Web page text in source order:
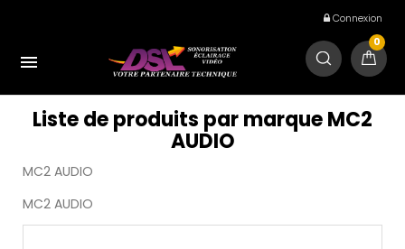
Connexion

0
Liste de produits par marque MC2
AUDIO
MC2 AUDIO
MC2 AUDIO